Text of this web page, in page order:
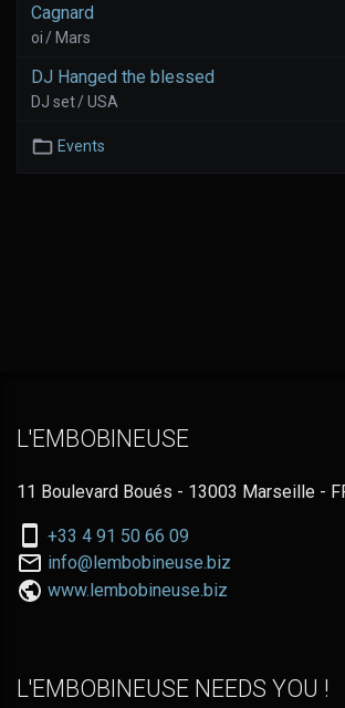
Cagnard
oi / Mars
DJ Hanged the blessed
DJ set / USA
Events
L'EMBOBINEUSE
11 Boulevard Boués - 13003 Marseille -
Nous
téléphoner
au:
+33 4 91 50 66 09
Nous
contacter
info@lembobineuse.biz
www.lembobineuse.biz
L'EMBOBINEUSE NEEDS YOU !